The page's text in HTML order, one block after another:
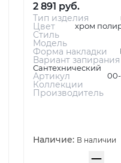
2 891 руб.
Тип изделия
Цвет хром
Стиль
Модель
Форма накладки
Вариант запирания
Сантехнический
Артикул
Коллекции
Производитель
Наличие: В наличии